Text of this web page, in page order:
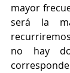
mayor
será la
no hay